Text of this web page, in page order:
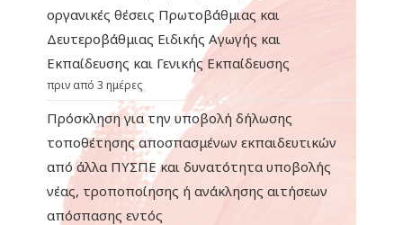
οργανικές θέσεις Πρωτοβάθμιας και
Δευτεροβάθμιας Ειδικής Αγωγής και
Εκπαίδευσης και Γενικής Εκπαίδευσης
πριν από 3 ημέρες
Πρόσκληση για την υποβολή δήλωσης
τοποθέτησης αποσπασμένων εκπαιδευτικών
από άλλα ΠΥΣΠΕ και δυνατότητα υποβολής
νέας, τροποποίησης ή ανάκλησης αιτήσεων
απόσπασης εντός